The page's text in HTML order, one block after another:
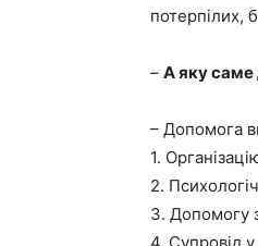
потерпілих,
– А яку саме
– Допомога
1.
2.
3. Допомогу